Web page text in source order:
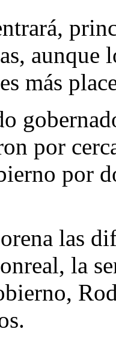
aunque
más
por
por
las
la